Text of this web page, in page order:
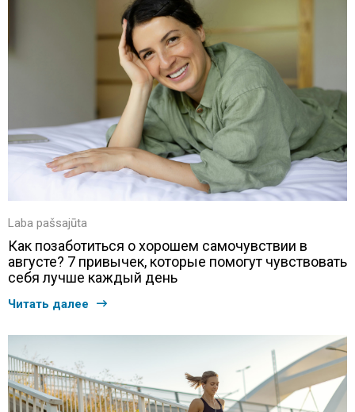
Laba pašsajūta
Как позаботиться о хорошем самочувствии в
августе? 7 привычек, которые помогут чувствовать
себя лучше каждый день
Читать далее